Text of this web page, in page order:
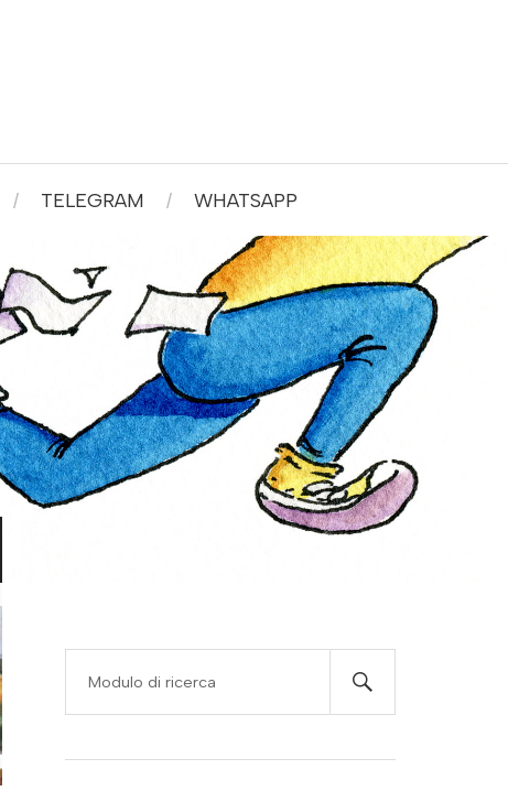
TELEGRAM WHATSAPP